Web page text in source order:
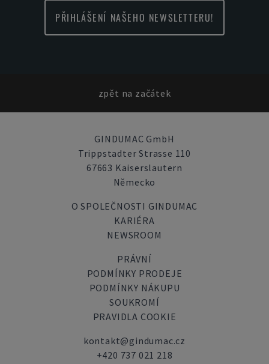
PŘIHLÁŠENÍ NAŠEHO NEWSLETTERU!
zpět na začátek
GINDUMAC GmbH
Trippstadter Strasse 110
67663 Kaiserslautern
Německo
O SPOLEČNOSTI GINDUMAC
KARIÉRA
NEWSROOM
PRÁVNÍ
PODMÍNKY PRODEJE
PODMÍNKY NÁKUPU
SOUKROMÍ
PRAVIDLA COOKIE
kontakt@gindumac.cz
+420 737 021 218